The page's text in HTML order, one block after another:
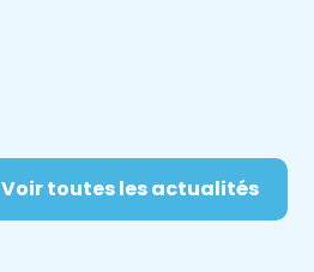
Voir toutes les actualités